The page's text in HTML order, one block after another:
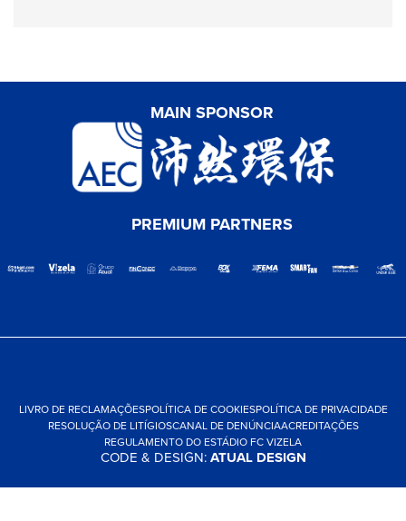
MAIN SPONSOR
PREMIUM PARTNERS
LIVRO DE RECLAMAÇÕESPOLÍTICA DE COOKIESPOLÍTICA DE PRIVACIDADE
RESOLUÇÃO DE LITÍGIOSCANAL DE DENÚNCIAACREDITAÇÕES
REGULAMENTO DO ESTÁDIO FC VIZELA
CODE & DESIGN:ATUAL DESIGN